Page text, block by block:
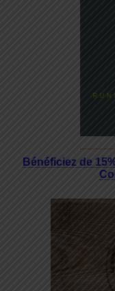
Bénéficiez de